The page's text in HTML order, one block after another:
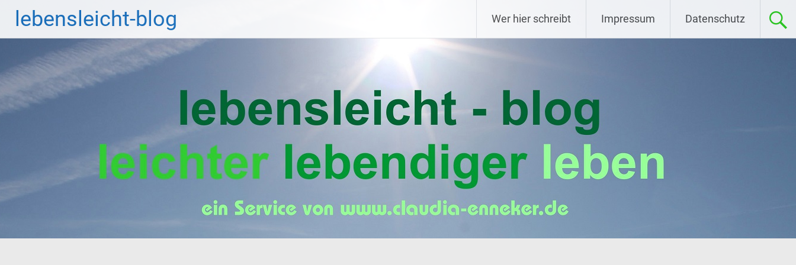
Inhalt
springen
lebensleicht-blog Wer hier schreibt Impressum Datenschutz